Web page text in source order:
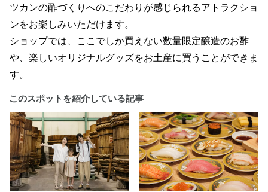
ツカンの酢づくりへのこだわりが感じられるアトラクショ
ンをお楽しみいただけます。
ショップでは、ここでしか買えない数量限定醸造のお酢
や、楽しいオリジナルグッズをお土産に買うことができま
す。
このスポットを紹介している記事